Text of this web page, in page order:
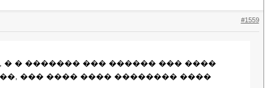
#1559
� ������� ��� ������ ��� ����
��� ���� ���� �������� ����